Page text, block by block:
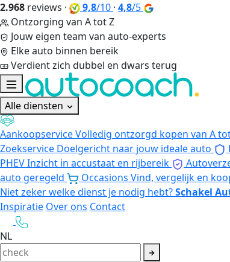
2.968 reviews · 9,8/10 · 4,8/5
Ontzorging van A tot Z
Jouw eigen team van auto-experts
Elke auto binnen bereik
Verdient zich dubbel en dwars terug
Alle diensten
AankoopserviceVolledig ontzorgd kopen van A
Zoekservice Doelgericht naar jouw ideale auto
PHEVInzicht in accustaat en rijbereik
auto geregeld
Occasions Vind, vergelijk en
Niet zeker welke dienst je nodig hebt?Schakel
Inspiratie Over ons Contact
NL